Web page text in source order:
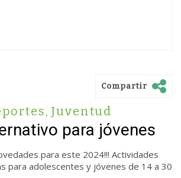
Compartir
, Juventud
para jóvenes
para este 2024!!! Actividades
para adolescentes y jóvenes de 14 a 30